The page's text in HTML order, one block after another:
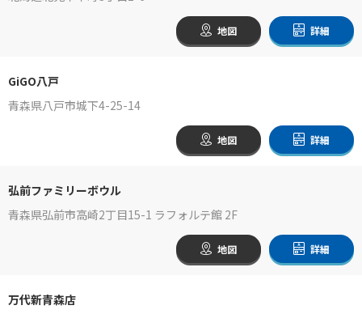
地図 詳細
GiGO八戸
青森県八戸市城下4-25-14
地図 詳細
弘前ファミリーボウル
青森県弘前市高崎2丁目15-1 ラフォルテ館 2F
地図 詳細
万代新青森店